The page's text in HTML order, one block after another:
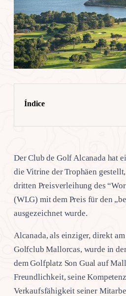
Índice
Der Club de Golf Alcanada hat
die Vitrine der Trophäen
dritten Preisverleihung des
(WLG) mit dem Preis für den
ausgezeichnet wurde.
Alcanada, als einziger, direkt
Golfclub Mallorcas, wurde in
dem Golfplatz Son Gual auf
Freundlichkeit, seine
Verkaufsfähigkeit seiner